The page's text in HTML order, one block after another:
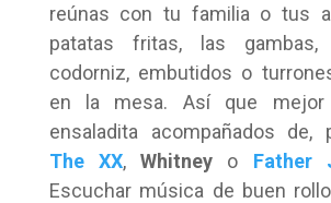
reúnas con tu familia o tus
patatas fritas, las
codorniz, embutidos o
en la mesa. Así que mejor
ensaladita acompañados de,
The XX,Whitney o Father
Escuchar música de buen